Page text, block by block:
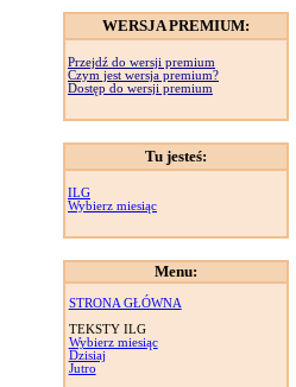
WERSJA PREMIUM:
Przejdź do wersji premium
Czym jest wersja premium?
Dostęp do wersji premium
Tu jesteś:
ILG
Wybierz miesiąc
Menu:
STRONA GŁÓWNA
TEKSTY ILG
Wybierz miesiąc
Dzisiaj
Jutro